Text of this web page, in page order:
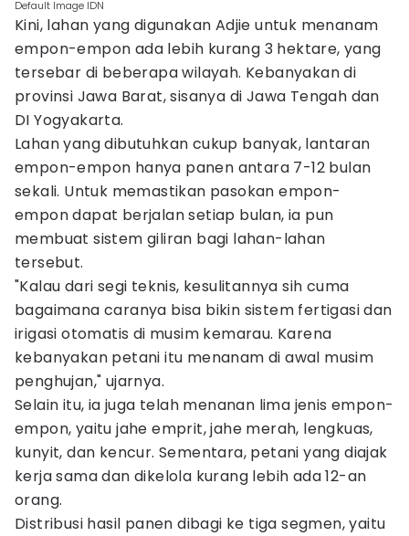
Default Image IDN
Kini, lahan yang digunakan Adjie untuk menanam
empon-empon ada lebih kurang 3 hektare, yang
tersebar di beberapa wilayah. Kebanyakan di
provinsi Jawa Barat, sisanya di Jawa Tengah dan
DI Yogyakarta.
Lahan yang dibutuhkan cukup banyak, lantaran
empon-empon hanya panen antara 7-12 bulan
sekali. Untuk memastikan pasokan empon-
empon dapat berjalan setiap bulan, ia pun
membuat sistem giliran bagi lahan-lahan
tersebut.
"Kalau dari segi teknis, kesulitannya sih cuma
bagaimana caranya bisa bikin sistem fertigasi dan
irigasi otomatis di musim kemarau. Karena
kebanyakan petani itu menanam di awal musim
penghujan," ujarnya.
Selain itu, ia juga telah menanan lima jenis empon-
empon, yaitu jahe emprit, jahe merah, lengkuas,
kunyit, dan kencur. Sementara, petani yang diajak
kerja sama dan dikelola kurang lebih ada 12-an
orang.
Distribusi hasil panen dibagi ke tiga segmen, yaitu